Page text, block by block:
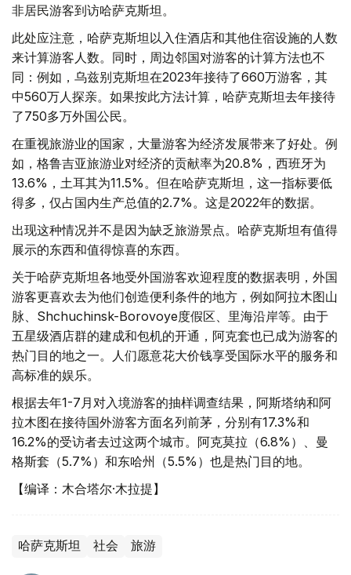
非居民游客到访哈萨克斯坦。
此处应注意，哈萨克斯坦以入住酒店和其他住宿设施的人数
来计算游客人数。同时，周边邻国对游客的计算方法也不
同：例如，乌兹别克斯坦在2023年接待了660万游客，其
中560万人探亲。如果按此方法计算，哈萨克斯坦去年接待
了750多万外国公民。
在重视旅游业的国家，大量游客为经济发展带来了好处。例
如，格鲁吉亚旅游业对经济的贡献率为20.8%，西班牙为
13.6%，土耳其为11.5%。但在哈萨克斯坦，这一指标要低
得多，仅占国内生产总值的2.7%。这是2022年的数据。
出现这种情况并不是因为缺乏旅游景点。哈萨克斯坦有值得
展示的东西和值得惊喜的东西。
关于哈萨克斯坦各地受外国游客欢迎程度的数据表明，外国
游客更喜欢去为他们创造便利条件的地方，例如阿拉木图山
脉、Shchuchinsk-Borovoye度假区、里海沿岸等。由于
五星级酒店群的建成和包机的开通，阿克套也已成为游客的
热门目的地之一。人们愿意花大价钱享受国际水平的服务和
高标准的娱乐。
根据去年1-7月对入境游客的抽样调查结果，阿斯塔纳和阿
拉木图在接待国外游客方面名列前茅，分别有17.3%和
16.2%的受访者去过这两个城市。阿克莫拉（6.8%）、曼
格斯套（5.7%）和东哈州（5.5%）也是热门目的地。
【编译：木合塔尔·木拉提】
哈萨克斯坦 社会 旅游